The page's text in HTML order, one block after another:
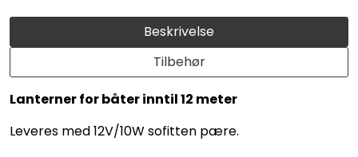
Beskrivelse
Tilbehør
Lanterner for båter inntil 12 meter
Leveres med 12V/10W sofitten pære.